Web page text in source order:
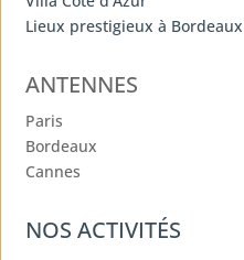
Lieux prestigieux à Bordeaux
ANTENNES
Paris
Bordeaux
Cannes
NOS ACTIVITÉS